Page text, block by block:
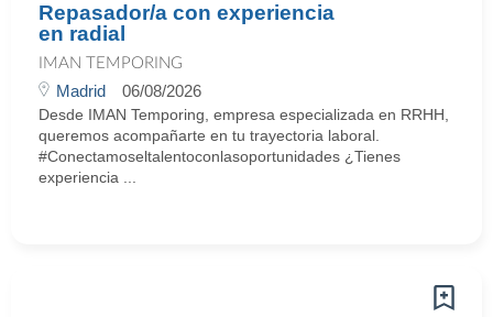
Repasador/a con experiencia
en radial
IMAN TEMPORING
Madrid 06/08/2026
Desde IMAN Temporing, empresa especializada en RRHH,
queremos acompañarte en tu trayectoria laboral.
#Conectamoseltalentoconlasoportunidades ¿Tienes
experiencia ...